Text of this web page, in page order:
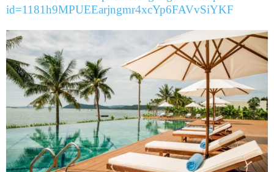
id=1181h9MPUEEarjngmr4xcYp6FAVvSiYKF